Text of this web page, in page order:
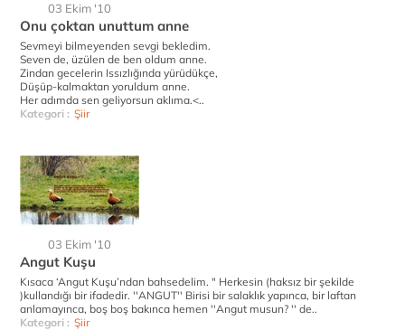
03 Ekim '10
Onu çoktan unuttum anne
Sevmeyi bilmeyenden sevgi bekledim.
Seven de, üzülen de ben oldum anne.
Zindan gecelerin Issızlığında yürüdükçe,
Düşüp-kalmaktan yoruldum anne.
Her adımda sen geliyorsun aklıma.<..
Kategori : Şiir
03 Ekim '10
Angut Kuşu
Kısaca ‘Angut Kuşu’ndan bahsedelim. " Herkesin (haksız bir şekilde
)kullandığı bir ifadedir. ''ANGUT'' Birisi bir salaklık yapınca, bir laftan
anlamayınca, boş boş bakınca hemen ''Angut musun? '' de..
Kategori : Şiir